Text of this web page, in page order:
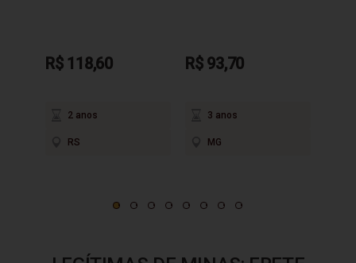
R$ 118,60
2 anos
RS
R$ 93,70
3 anos
MG